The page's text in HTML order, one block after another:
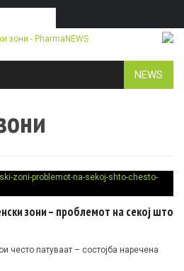
NEWS
зони – проблемот на секој што
често патуваат – состојба наречена